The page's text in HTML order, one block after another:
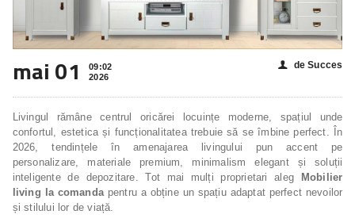
mai 01
09:02
2026
👤 de Succes
Livingul rămâne centrul oricărei locuințe moderne, spațiul unde
confortul, estetica și funcționalitatea trebuie să se îmbine perfect. În
2026, tendințele în amenajarea livingului pun accent pe
personalizare, materiale premium, minimalism elegant și soluții
inteligente de depozitare. Tot mai mulți proprietari aleg
Mobilier
living la comandapentru a obține un spațiu adaptat perfect nevoilor
și stilului lor de viață.